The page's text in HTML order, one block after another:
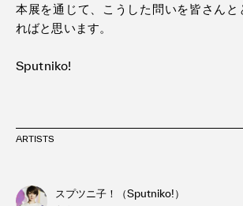
本展を通じて、こうした問いを皆さんと
ればと思います。
Sputniko!
ARTISTS
スプツニ子！（Sputniko!）